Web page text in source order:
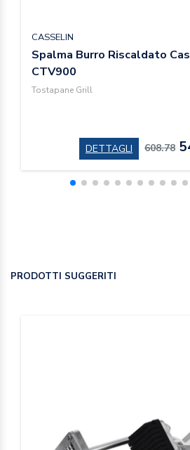
CASSELIN
Spalma Burro Riscaldato
CTV900
Tostapane Grill
DETTAGLI 608.78
PRODOTTI SUGGERITI